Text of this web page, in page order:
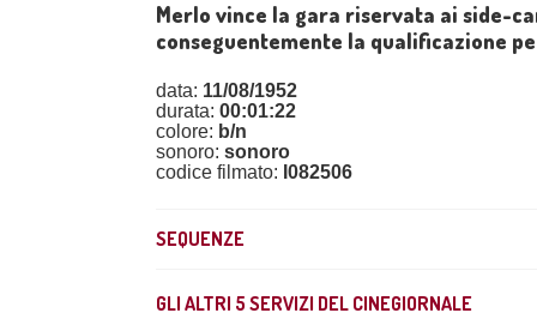
Merlo vince la gara riservata ai side-
conseguentemente la qualificazione
data: 11/08/1952
durata: 00:01:22
colore: b/n
sonoro: sonoro
codice filmato: I082506
SEQUENZE
GLI ALTRI 5 SERVIZI DEL CINEGIORNALE